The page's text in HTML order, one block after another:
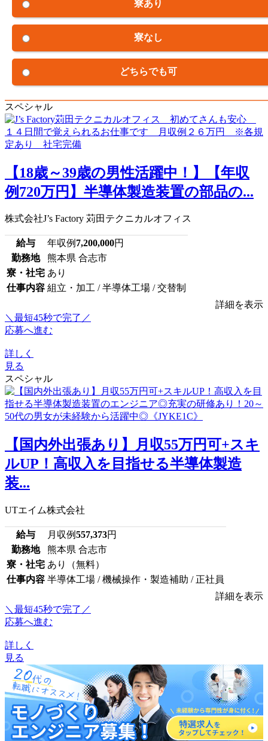
寮あり
寮なし
どちらでも可
スペシャル
【18歳～39歳の男性活躍中！】【年収
例720万円】半導体製造装置の部品の...
株式会社J’s Factory 苅田テクニカルオフィス
給与 年収例 7,200,000円
勤務地
熊本県 合志市
寮・社宅 あり
仕事内容 組立・加工 / 半導体工場 / 交替制
詳細を表示
＼最短45秒で完了／
応募へ進む
詳しく
見る
スペシャル
【国内外出張あり】月収55万円可+スキ
ルUP！高収入を目指せる半導体製造
装...
UTエイム株式会社
給与 月収例557,373円
勤務地
熊本県 合志市
寮・社宅 あり（無料）
仕事内容 半導体工場 / 機械操作・製造補助 / 正社員
詳細を表示
＼最短45秒で完了／
応募へ進む
詳しく
見る